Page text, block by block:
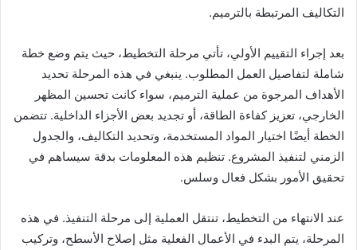
التكاليف المرتبطة بالترميم.
بعد إجراء التقييم الأولي، تأتي مرحلة التخطيط، حيث يتم وضع خطة
شاملة لتفاصيل العمل المطلوب. ينبغي في هذه المرحلة تحديد
الأهداف المرجوة من عملية الترميم، سواء كانت تحسين المظهر
الخارجي، تعزيز كفاءة الطاقة، أو تجديد بعض الأجزاء الداخلية. تتضمن
الخطة أيضًا اختيار المواد المستخدمة، وتحديد التكاليف، والجدول
الزمني لتنفيذ المشروع. تنظيم هذه المعلومات بدقة سيساهم في
تحقيق الأمور بشكل فعال وسلس.
عند الانتهاء من التخطيط، تنتقل العملية إلى مرحلة التنفيذ. في هذه
المرحلة، يتم البدء في الأعمال الفعلية مثل إصلاح الأسطح، وتركيب